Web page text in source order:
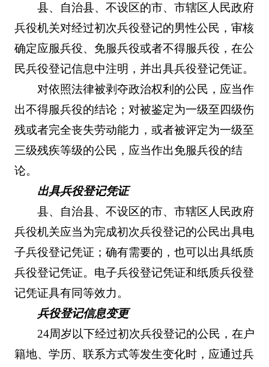
县、自治县、不设区的市、市辖区人民政府
兵役机关对经过初次兵役登记的男性公民，审核
确定应服兵役、免服兵役或者不得服兵役，在公
民兵役登记信息中注明，并出具兵役登记凭证。
对依照法律被剥夺政治权利的公民，应当作
出不得服兵役的结论；对被鉴定为一级至四级伤
残或者完全丧失劳动能力，或者被评定为一级至
三级残疾等级的公民，应当作出免服兵役的结
论。
出具兵役登记凭证
县、自治县、不设区的市、市辖区人民政府
兵役机关应当为完成初次兵役登记的公民出具电
子兵役登记凭证；确有需要的，也可以出具纸质
兵役登记凭证。电子兵役登记凭证和纸质兵役登
记凭证具有同等效力。
兵役登记信息变更
24周岁以下经过初次兵役登记的公民，在户
籍地、学历、联系方式等发生变化时，应通过兵